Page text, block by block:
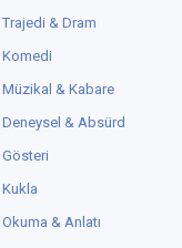
Trajedi & Dram
Komedi
Müzikal & Kabare
Deneysel & Absürd
Gösteri
Kukla
Okuma & Anlatı